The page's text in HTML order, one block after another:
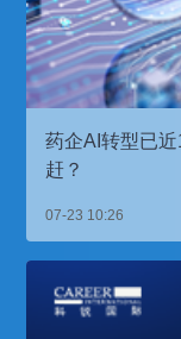
药企AI转型已
赶？
07-23 10:26